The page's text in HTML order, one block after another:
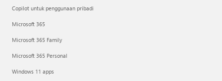
Copilot untuk penggunaan pribadi
Microsoft 365
Microsoft 365 Family
Microsoft 365 Personal
Windows 11 apps